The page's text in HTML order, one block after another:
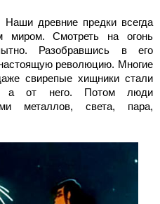
древние предки всегда
миром. Смотреть на огонь
Разобравшись в его
революцию. Многие
свирепые хищники стали
а от него. Потом люди
металлов, света, пара,